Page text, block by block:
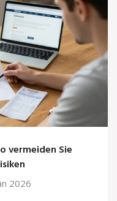
vermeiden Sie
2026